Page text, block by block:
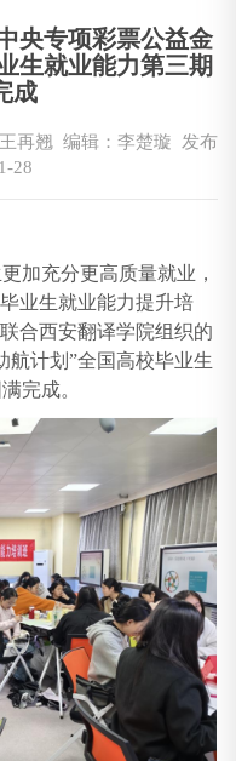
央专项彩票公益金
生就业能力第三期
成
再翘 编辑：李楚璇 发布
28
加充分更高质量就业，
业生就业能力提升培
合西安翻译学院组织的
航计划”全国高校毕业生
完成。